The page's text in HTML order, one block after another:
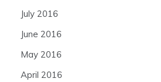
July 2016
June 2016
May 2016
April 2016